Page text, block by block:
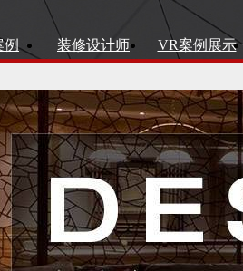
例 装修设计师 VR案例展示